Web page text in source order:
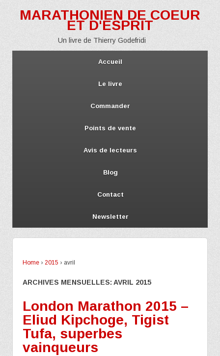
MARATHONIEN DE COEUR
ET D'ESPRIT
Un livre de Thierry Godefridi
Accueil
Le livre
Commander
Points de vente
Avis de lecteurs
Blog
Contact
Newsletter
Home › 2015 › avril
ARCHIVES MENSUELLES: AVRIL 2015
London Marathon 2015 –
Eliud Kipchoge, Tigist
Tufa, superbes
vainqueurs